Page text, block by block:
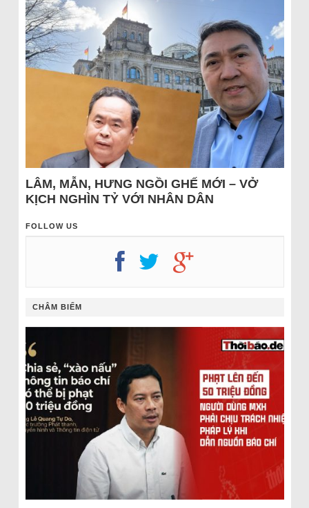
LÂM, MẪN, HƯNG NGỒI GHẾ MỚI – VỞ
KỊCH NGHÌN TỶ VỚI NHÂN DÂN
FOLLOW US
CHÂM BIẾM